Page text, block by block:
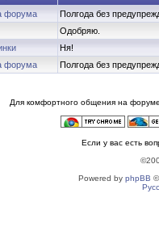
форума Полгода без
Одобряю.
Ня!
форума Полгода без
Для комфортного общения на
Если у вас есть
Powered by phpBB